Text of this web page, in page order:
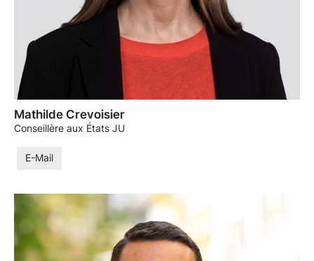
Mathilde Crevoisier
Conseillère aux États JU
E-Mail